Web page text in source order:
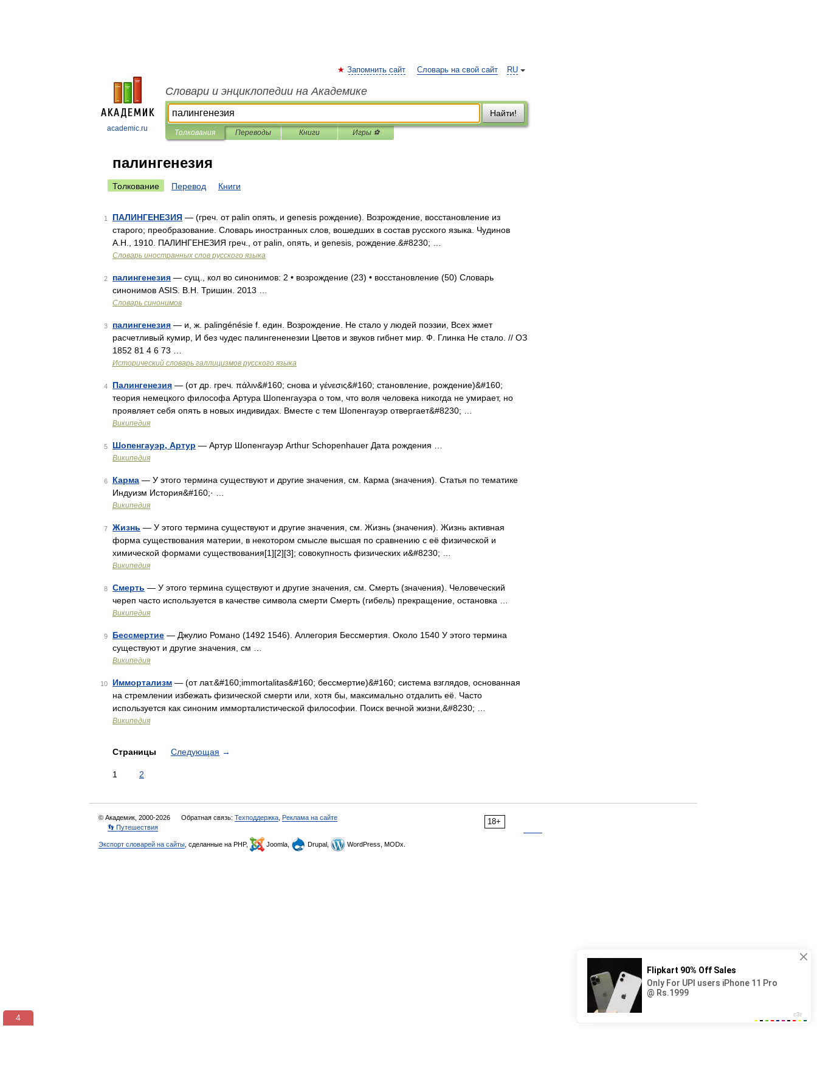
academic.ru
RU
Запомнить сайт Словарь на свой сайт
Словари и энциклопедии на Академике
Найти!
Толкования Переводы Книги Игры ⚽
палингенезия
Толкование Перевод Книги
1 ПАЛИНГЕНЕЗИЯ — (греч. от palin опять, и genesis рождение). Возрождение, восстановление из
старого; преобразование. Словарь иностранных слов, вошедших в состав русского языка. Чудинов
А.Н., 1910. ПАЛИНГЕНЕЗИЯ греч., от palin, опять, и genesis, рождение.&#8230; …
Словарь иностранных слов русского языка
2 палингенезия — сущ., кол во синонимов: 2 • возрождение (23) • восстановление (50) Словарь
синонимов ASIS. В.Н. Тришин. 2013 …
Словарь синонимов
3 палингенезия — и, ж. palingénésie f. един. Возрождение. Не стало у людей поэзии, Всех жмет
расчетливый кумир, И без чудес палингененезии Цветов и звуков гибнет мир. Ф. Глинка Не стало. // ОЗ
1852 81 4 6 73 …
Исторический словарь галлицизмов русского языка
4 Палингенезия — (от др. греч. πάλιν&#160; снова и γένεσις&#160; становление, рождение)&#160;
теория немецкого философа Артура Шопенгауэра о том, что воля человека никогда не умирает, но
проявляет себя опять в новых индивидах. Вместе с тем Шопенгауэр отвергает&#8230; …
Википедия
5 Шопенгауэр, Артур — Артур Шопенгауэр Arthur Schopenhauer Дата рождения …
Википедия
6 Карма — У этого термина существуют и другие значения, см. Карма (значения). Статья по тематике
Индуизм История&#160;· …
Википедия
7 Жизнь — У этого термина существуют и другие значения, см. Жизнь (значения). Жизнь активная
форма существования материи, в некотором смысле высшая по сравнению с её физической и
химической формами существования[1][2][3]; совокупность физических и&#8230; …
Википедия
8 Смерть — У этого термина существуют и другие значения, см. Смерть (значения). Человеческий
череп часто используется в качестве символа смерти Смерть (гибель) прекращение, остановка …
Википедия
9 Бессмертие — Джулио Романо (1492 1546). Аллегория Бессмертия. Около 1540 У этого термина
существуют и другие значения, см …
Википедия
10 Иммортализм — (от лат.&#160;immortalitas&#160; бессмертие)&#160; система взглядов, основанная
на стремлении избежать физической смерти или, хотя бы, максимально отдалить её. Часто
используется как синоним имморталистической философии. Поиск вечной жизни,&#8230; …
Википедия
Страницы Следующая →
1 2
18+
© Академик, 2000-2026 Обратная связь: Техподдержка Реклама на сайте
👣 Путешествия
Экспорт словарей на сайты , сделанные на PHP, Joomla, Drupal, WordPress, MODx.
3